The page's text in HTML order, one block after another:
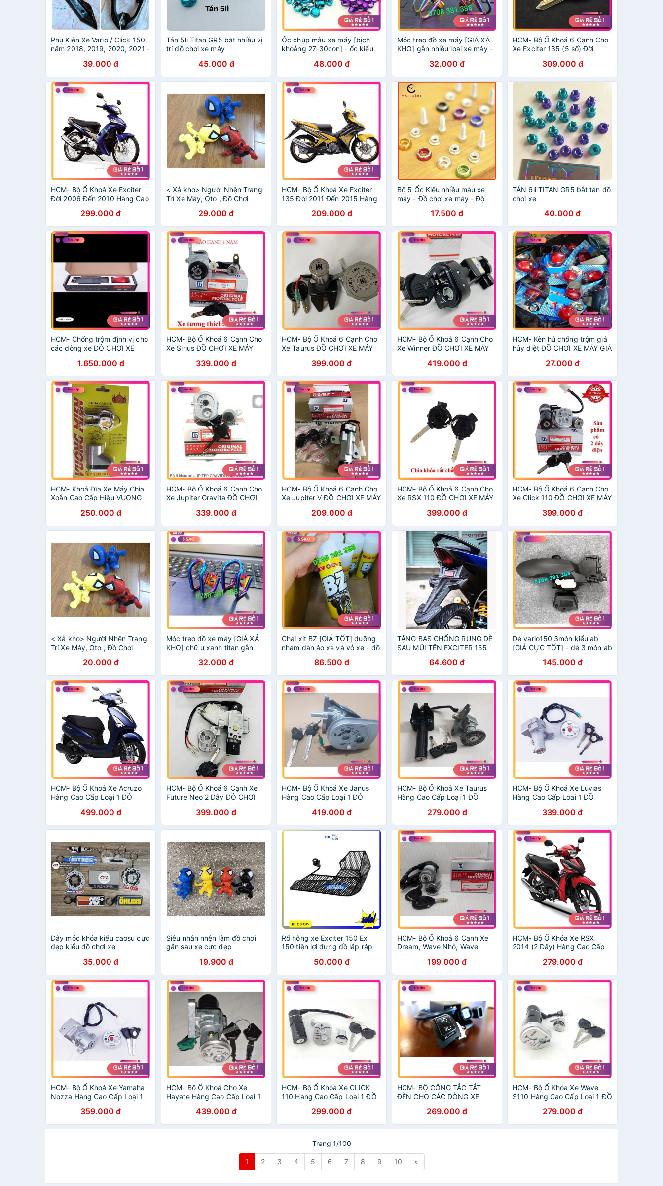
Phụ Kiện Xe Vario / Click 150
năm 2018, 2019, 2020, 2021 -
trang trí xe máy
39.000 đ
Tán 5li Titan GR5 bắt nhiều vị
trí đồ chơi xe máy
45.000 đ
Ốc chụp màu xe máy [bịch
khoảng 27-30con] - ốc kiểu
48.000 đ
Móc treo đồ xe máy [GIÁ XẢ
KHO] gắn nhiều loại xe máy -
32.000 đ
HCM- Bộ Ổ Khoá 6 Cạnh Cho
Xe Exciter 135 (5 số) Đời
309.000 đ
HCM- Bộ Ổ Khoá Xe Exciter
Đời 2006 Đến 2010 Hàng Cao
299.000 đ
< Xả kho> Người Nhện Trang
Trí Xe Máy, Oto , Đồ Chơi
29.000 đ
HCM- Bộ Ổ Khoá Xe Exciter
135 Đời 2011 Đến 2015 Hàng
MÁY GIÁ SỈ209.000 đ
Bộ 5 Ốc Kiểu nhiều màu xe
máy - Đồ chơi xe máy - Độ
17.500 đ
TÁN 6li TITAN GR5 bắt tán đồ
chơi xe
40.000 đ
HCM- Chống trộm định vị cho
các dòng xe ĐỒ CHƠI XE
1.650.000 đ
HCM- Bộ Ổ Khoá 6 Cạnh Cho
Xe Sirius ĐỒ CHƠI XE MÁY
339.000 đ
HCM- Bộ Ổ Khoá 6 Cạnh Cho
Xe Taurus ĐỒ CHƠI XE MÁY
399.000 đ
HCM- Bộ Ổ Khoá 6 Cạnh Cho
Xe Winner ĐỒ CHƠI XE MÁY
419.000 đ
HCM- Kèn hú chống trộm giá
hủy diệt ĐỒ CHƠI XE MÁY GIÁ
27.000 đ
HCM- Khoá Đĩa Xe Máy Chìa
Xoắn Cao Cấp Hiệu VUONG
250.000 đ
HCM- Bộ Ổ Khoá 6 Cạnh Cho
Xe Jupiter Gravita ĐỒ CHƠI
339.000 đ
HCM- Bộ Ổ Khoá 6 Cạnh Cho
Xe Jupiter V ĐỒ CHƠI XE MÁY
209.000 đ
HCM- Bộ Ổ Khoá 6 Cạnh Cho
Xe RSX 110 ĐỒ CHƠI XE MÁY
399.000 đ
HCM- Bộ Ổ Khoá 6 Cạnh Cho
Xe Click 110 ĐỒ CHƠI XE MÁY
399.000 đ
< Xả kho> Người Nhện Trang
Trí Xe Máy, Oto , Đồ Chơi
20.000 đ
Móc treo đồ xe máy [GIÁ XẢ
KHO] chữ u xanh titan gắn
si, ju] - đồ chơi xe máy
32.000 đ
Chai xịt BZ [GIÁ TỐT] dưỡng
nhám dàn áo xe và vỏ xe - đồ
86.500 đ
TẶNG BAS CHỐNG RUNG DÈ
SAU MŨI TÊN EXCITER 155
ĐỒ CHƠI PHỤ KIỆN TRANG
TRÍ XE MÁY
64.600 đ
Dè vario150 3món kiểu ab
[GIÁ CỰC TỐT] - dè 3 món ab
vario 150 - đồ chơi xe
vario150
145.000 đ
HCM- Bộ Ổ Khoá Xe Acruzo
Hàng Cao Cấp Loại 1 ĐỒ
499.000 đ
HCM- Bộ Ổ Khoá 6 Cạnh Xe
Future Neo 2 Dây ĐỒ CHƠI
399.000 đ
HCM- Bộ Ổ Khoá Xe Janus
Hàng Cao Cấp Loại 1 ĐỒ
419.000 đ
HCM- Bộ Ổ Khoá Xe Taurus
Hàng Cao Cấp Loại 1 ĐỒ
279.000 đ
HCM- Bộ Ổ Khoá Xe Luvias
Hàng Cao Cấp Loai 1 ĐỒ
339.000 đ
Dây móc khóa kiểu caosu cực
đẹp kiểu đồ chơi xe
35.000 đ
Siêu nhân nhện làm đồ chơi
gắn sau xe cực đẹp
19.900 đ
Rổ hông xe Exciter 150 Ex
150 tiện lợi đựng đồ lắp ráp
50.000 đ
HCM- Bộ Ổ Khoá 6 Cạnh Xe
Dream, Wave Nhỏ, Wave
199.000 đ
HCM- Bộ Ổ Khóa Xe RSX
2014 (2 Dây) Hàng Cao Cấp
279.000 đ
HCM- Bộ Ổ Khoá Xe Yamaha
Nozza Hàng Cao Cấp Loại 1
359.000 đ
HCM- Bộ Ổ Khoá Cho Xe
Hayate Hàng Cao Cấp Loại 1
439.000 đ
HCM- Bộ Ổ Khóa Xe CLICK
110 Hàng Cao Cấp Loại 1 ĐỒ
299.000 đ
HCM- BỘ CÔNG TẮC TẮT
ĐÈN CHO CÁC DÒNG XE
MÁY GIÁ SỈ269.000 đ
HCM- Bộ Ổ Khóa Xe Wave
S110 Hàng Cao Cấp Loại 1 ĐỒ
279.000 đ
Trang 1/100
1 2 3 4 5 6 7 8 9 10 »